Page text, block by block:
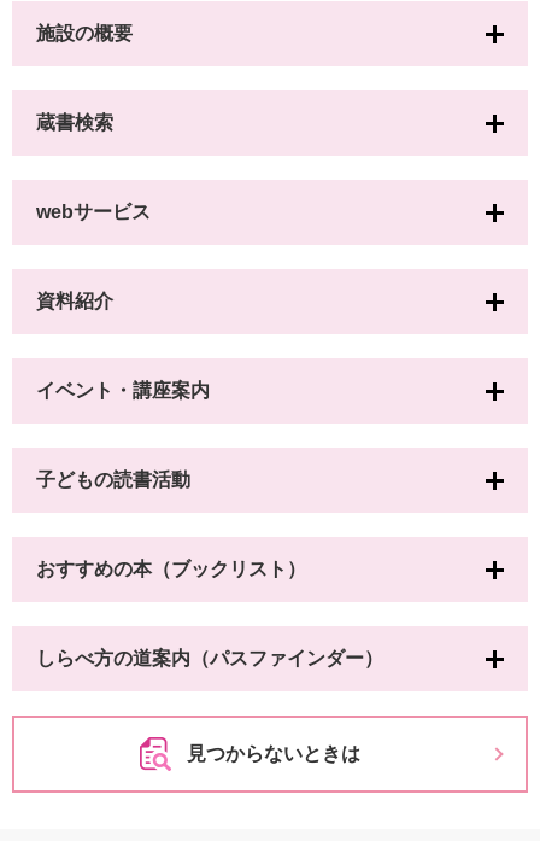
施設の概要
蔵書検索
webサービス
資料紹介
イベント・講座案内
子どもの読書活動
おすすめの本（ブックリスト）
しらべ方の道案内（パスファインダー）
見つからないときは